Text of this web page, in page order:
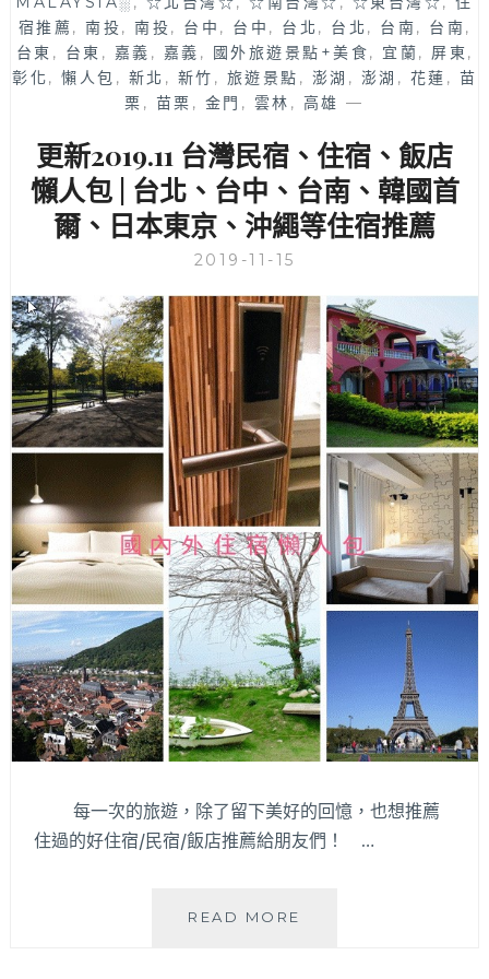
造
型
～
宿推薦, 南投, 南投, 台中 , 台中 , 台北 , 台北 , 台南, 台南,
台東 , 台東 , 嘉義 , 嘉義 , 國外旅遊景點+美食, 宜蘭, 屏東,
彰化, 懶人包 , 新北 , 新竹 , 旅遊景點 , 澎湖 , 澎湖 , 花蓮 , 苗
栗 , 苗栗 , 金門 , 雲林 , 高雄 —
更新2019.11 台灣民宿、住宿、飯店
懶人包 | 台北、台中、台南、韓國首
爾、日本東京、沖繩等住宿推薦
2019-11-15
每一次的旅遊，除了留下美好的回憶，也想推薦
住過的好住宿/民宿/飯店推薦給朋友們！ …
READ MORE